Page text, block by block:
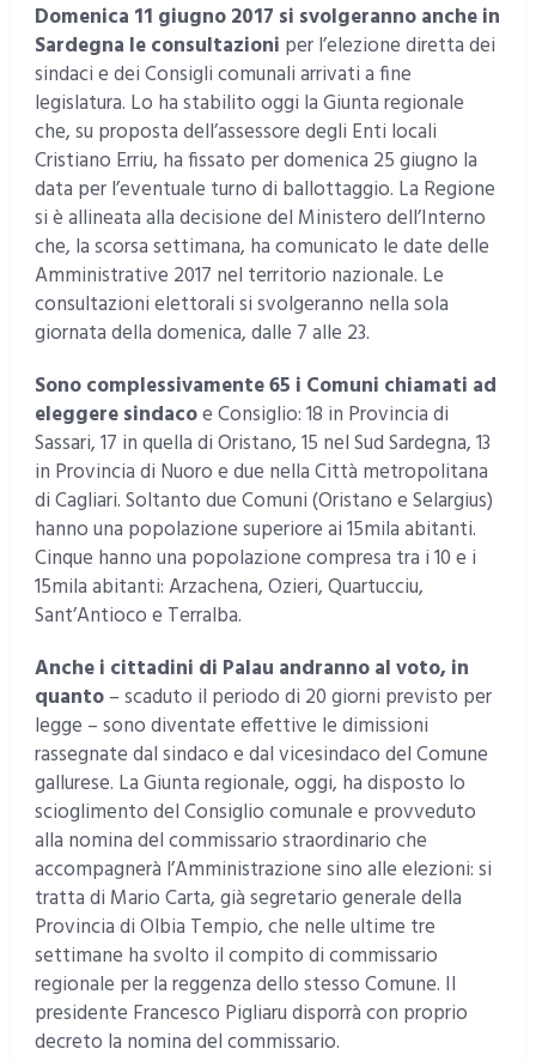
Domenica 11 giugno 2017 si svolgeranno anche in
Sardegna le consultazioni per l’elezione diretta dei
sindaci e dei Consigli comunali arrivati a fine
legislatura. Lo ha stabilito oggi la Giunta regionale
che, su proposta dell’assessore degli Enti locali
Cristiano Erriu, ha fissato per domenica 25 giugno la
data per l’eventuale turno di ballottaggio. La Regione
si è allineata alla decisione del Ministero dell’Interno
che, la scorsa settimana, ha comunicato le date delle
Amministrative 2017 nel territorio nazionale. Le
consultazioni elettorali si svolgeranno nella sola
giornata della domenica, dalle 7 alle 23.
Sono complessivamente 65 i Comuni chiamati ad
eleggere sindacoe Consiglio: 18 in Provincia di
Sassari, 17 in quella di Oristano, 15 nel Sud Sardegna, 13
in Provincia di Nuoro e due nella Città metropolitana
di Cagliari. Soltanto due Comuni (Oristano e Selargius)
hanno una popolazione superiore ai 15mila abitanti.
Cinque hanno una popolazione compresa tra i 10 e i
15mila abitanti: Arzachena, Ozieri, Quartucciu,
Sant’Antioco e Terralba.
Anche i cittadini di Palau andranno al voto, in
quanto– scaduto il periodo di 20 giorni previsto per
legge – sono diventate effettive le dimissioni
rassegnate dal sindaco e dal vicesindaco del Comune
gallurese. La Giunta regionale, oggi, ha disposto lo
scioglimento del Consiglio comunale e provveduto
alla nomina del commissario straordinario che
accompagnerà l’Amministrazione sino alle elezioni: si
tratta di Mario Carta, già segretario generale della
Provincia di Olbia Tempio, che nelle ultime tre
settimane ha svolto il compito di commissario
regionale per la reggenza dello stesso Comune. Il
presidente Francesco Pigliaru disporrà con proprio
decreto la nomina del commissario.